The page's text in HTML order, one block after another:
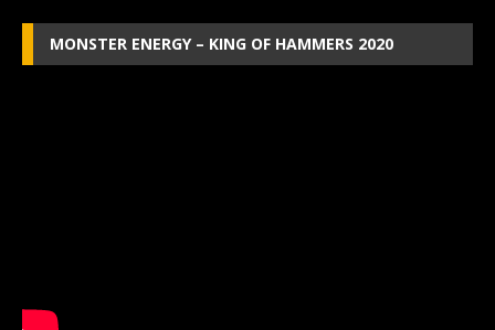
MONSTER ENERGY – KING OF HAMMERS 2020